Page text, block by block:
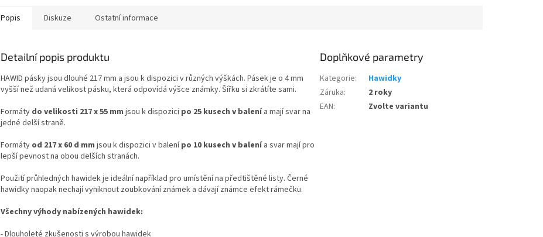
Popis Diskuze Ostatní informace
Detailní popis produktu
HAWID pásky jsou dlouhé 217 mm a jsou k dispozici v různých výškách. Pásek je o 4 mm
vyšší než udaná velikost pásku, která odpovídá výšce známky. Šířku si zkrátíte sami.
Formáty do velikosti 217 x 55 mm jsou k dispozici po 25 kusech v balenía mají svar na
jedné delší straně.
Formáty od 217 x 60 d mm jsou k dispozici v balenípo 10 kusech v balenía svar mají pro
lepší pevnost na obou delších stranách.
Použití průhledných hawidek je ideální například pro umístění na předtištěné listy. Černé
hawidky naopak nechají vyniknout zoubkování známek a dávají známce efekt rámečku.
Všechny výhody nabízených hawidek:
- Dlouholeté zkušenosti s výrobou hawidek
Doplňkové parametry
Kategorie:
Hawidky
Záruka:
2 roky
EAN: Zvolte variantu